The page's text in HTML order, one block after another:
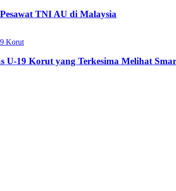
TNI AU di Malaysia
U-19 Korut yang Terkesima Melihat